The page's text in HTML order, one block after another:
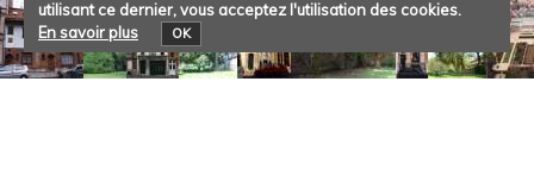
utilisant ce dernier, vous acceptez l'utilisation des cookies.
En savoir plus
OK